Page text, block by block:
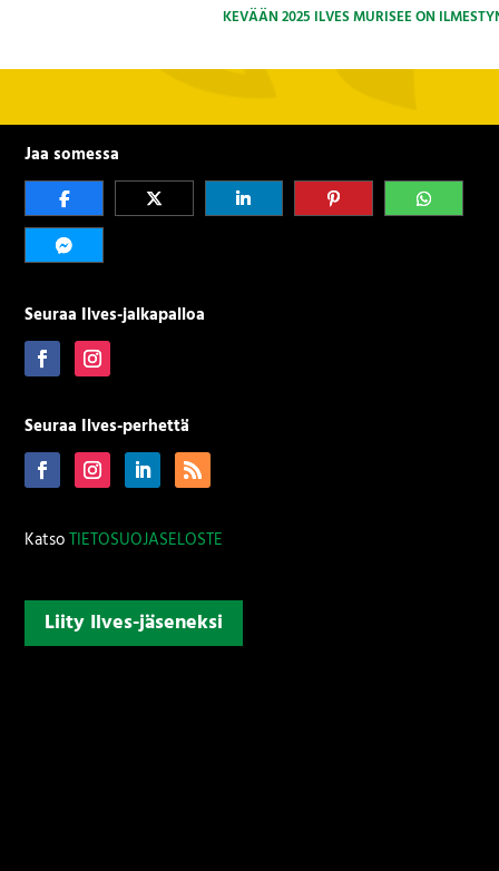
KEVÄÄN 2025 ILVES MURISEE ON
Jaa somessa
Seuraa Ilves-jalkapalloa
Seuraa Ilves-perhettä
KatsoTIETOSUOJASELOSTE
Liity Ilves-jäseneksi